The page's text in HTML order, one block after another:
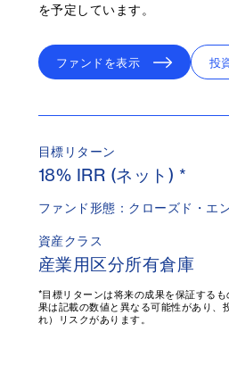
を予定しています。
ファンドを表示 投
目標リターン
18% IRR (ネット) *
ファンド形態：クローズド・エ
資産クラス
産業用区分所有倉庫
*目標リターンは将来の成果を保証する
果は記載の数値と異なる可能性があり、
れ）リスクがあります。